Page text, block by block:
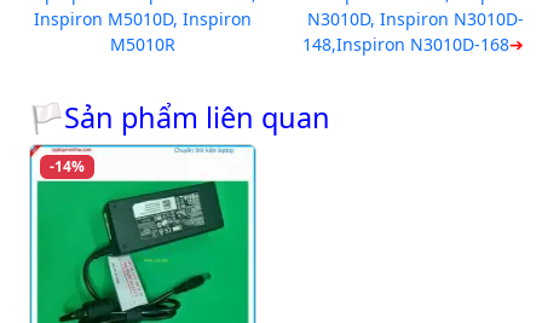
Inspiron M5010D, Inspiron
M5010R
N3010D, Inspiron N3010D-
148,Inspiron N3010D-168
🏳Sản phẩm liên quan
-14%